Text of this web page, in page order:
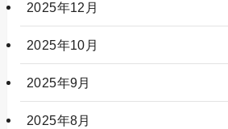
2025年12月
2025年10月
2025年9月
2025年8月